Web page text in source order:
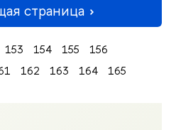
страница
153 154 155
156
162 163 164
165